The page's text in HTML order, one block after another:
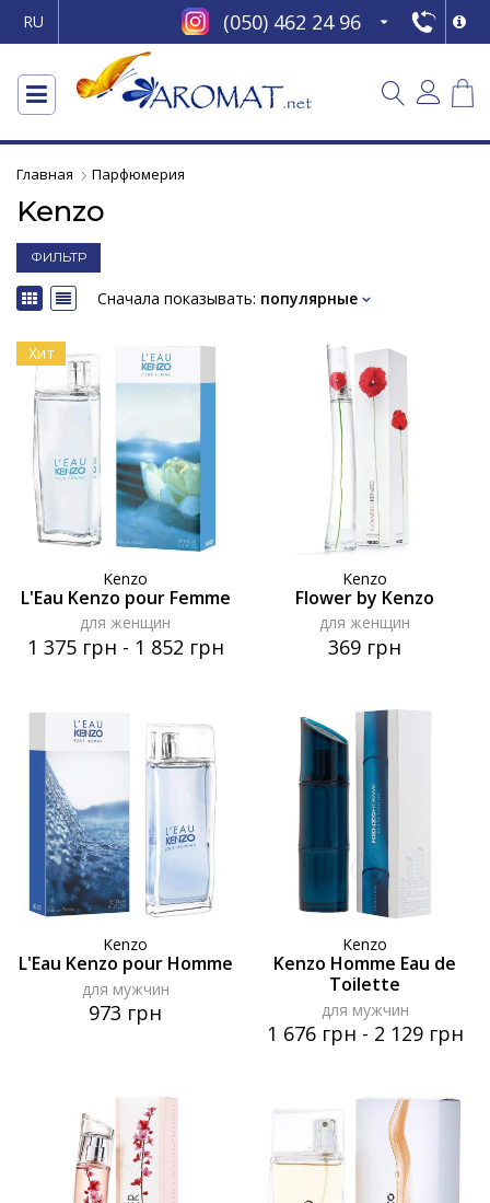
RU (050) 462 24 96
Главная Парфюмерия
Kenzo
ФИЛЬТР
Сначала показывать: популярные
Хит
Kenzo
L'Eau Kenzo pour Femme
для женщин
1 375 грн - 1 852 грн
Kenzo
Flower by Kenzo
для женщин
369 грн
Kenzo
L'Eau Kenzo pour Homme
для мужчин
973 грн
Kenzo
Kenzo Homme Eau de
Toilette
для мужчин
1 676 грн - 2 129 грн